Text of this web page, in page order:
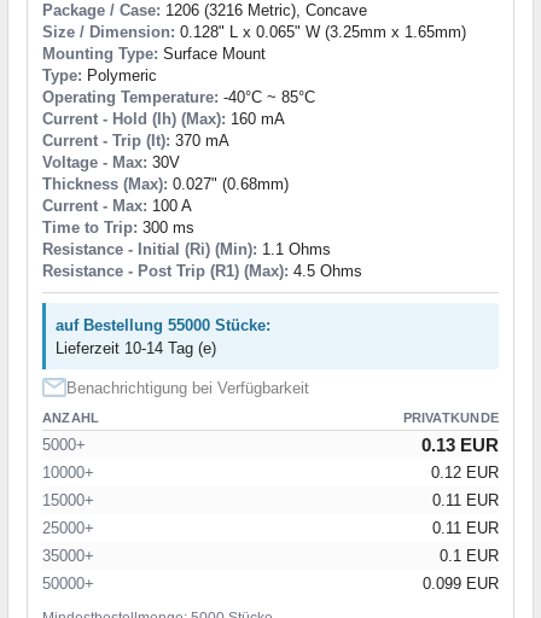
Package / Case: 1206 (3216 Metric), Concave
Size / Dimension: 0.128" L x 0.065" W (3.25mm x 1.65mm)
Mounting Type: Surface Mount
Type: Polymeric
Operating Temperature: -40°C ~ 85°C
Current - Hold (Ih) (Max): 160 mA
Current - Trip (It): 370 mA
Voltage - Max: 30V
Thickness (Max): 0.027" (0.68mm)
Current - Max: 100 A
Time to Trip: 300 ms
Resistance - Initial (Ri) (Min): 1.1 Ohms
Resistance - Post Trip (R1) (Max): 4.5 Ohms
auf Bestellung 55000 Stücke:
Lieferzeit 10-14 Tag (e)
Benachrichtigung bei Verfügbarkeit
ANZAHL PRIVATKUNDE
5000+ 0.13 EUR
10000+
0.12 EUR
15000+
0.11 EUR
25000+
0.11 EUR
35000+
0.1 EUR
50000+
0.099 EUR